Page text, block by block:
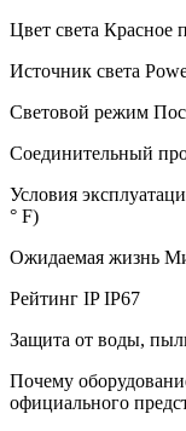
Цвет света Красное
Источник света
Световой режим
Соединительный
Условия
° F)
Ожидаемая жизнь
Рейтинг IP IP67
Защита от воды,
Почему
официального